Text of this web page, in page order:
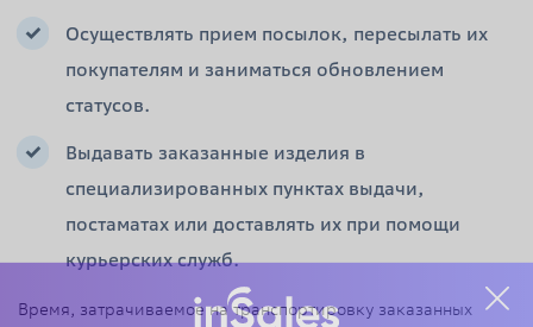
Осуществлять прием посылок, пересылать их
покупателям и заниматься обновлением
статусов.
Выдавать заказанные изделия в
специализированных пунктах выдачи,
постаматах или доставлять их при помощи
курьерских служб.
Время, затрачиваемое на транспортировку заказанных